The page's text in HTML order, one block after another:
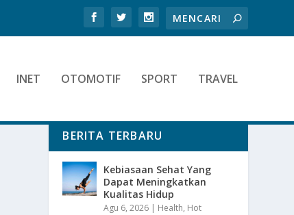
INET OTOMOTIF SPORT TRAVEL
BERITA TERBARU
Kebiasaan Sehat Yang
Dapat Meningkatkan
Kualitas Hidup
Agu 6, 2026 | Health, Hot